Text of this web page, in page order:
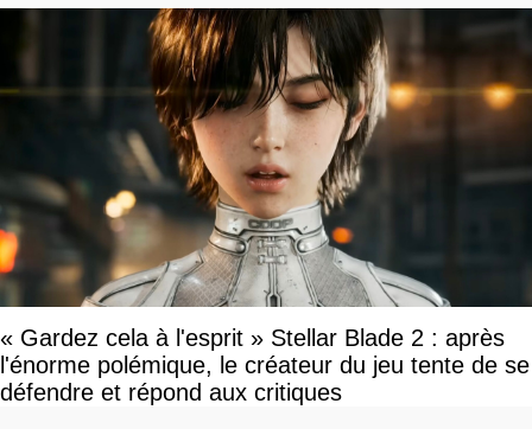
« Gardez cela à l'esprit » Stellar Blade 2 : après
l'énorme polémique, le créateur du jeu tente de se
défendre et répond aux critiques